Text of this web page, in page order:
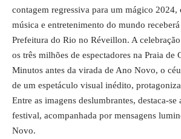
contagem regressiva para um mágico
música e entretenimento do mundo
Prefeitura do Rio no Réveillon. A
os três milhões de espectadores na Praia de
Minutos antes da virada de Ano Novo, o
de um espetáculo visual inédito,
Entre as imagens deslumbrantes, destaca-
festival, acompanhada por mensagens
Novo.